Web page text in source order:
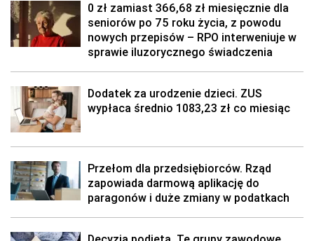
0 zł zamiast 366,68 zł miesięcznie dla
seniorów po 75 roku życia, z powodu
nowych przepisów – RPO interweniuje w
sprawie iluzorycznego świadczenia
Dodatek za urodzenie dzieci. ZUS
wypłaca średnio 1083,23 zł co miesiąc
Przełom dla przedsiębiorców. Rząd
zapowiada darmową aplikację do
paragonów i duże zmiany w podatkach